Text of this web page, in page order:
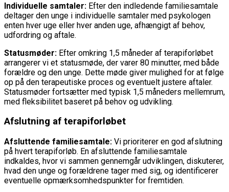
Individuelle samtaler: Efter den indledende familiesamtale
deltager den unge i individuelle samtaler med psykologen
enten hver uge eller hver anden uge, afhængigt af behov,
udfordring og aftale.
Statusmøder: Efter omkring 1,5 måneder af terapiforløbet
arrangerer vi et statusmøde, der varer 80 minutter, med både
forældre og den unge. Dette møde giver mulighed for at følge
op på den terapeutiske proces og eventuelt justere aftaler.
Statusmøder fortsætter med typisk 1,5 måneders mellemrum,
med fleksibilitet baseret på behov og udvikling.
Afslutning af terapiforløbet
Afsluttende familiesamtale: Vi prioriterer en god afslutning
på hvert terapiforløb. En afsluttende familiesamtale
indkaldes, hvor vi sammen gennemgår udviklingen, diskuterer,
hvad den unge og forældrene tager med sig, og identificerer
eventuelle opmærksomhedspunkter for fremtiden.